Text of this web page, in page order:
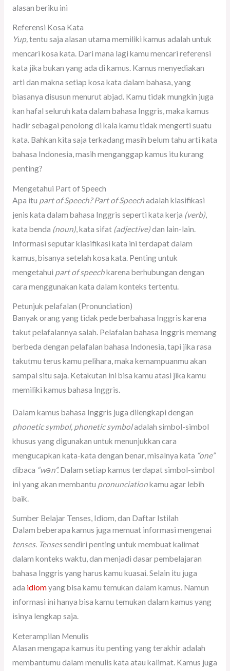
alasan beriku ini
Referensi Kosa Kata
Yup,tentu saja alasan utama memiliki kamus adalah untuk
mencari kosa kata. Dari mana lagi kamu mencari referensi
kata jika bukan yang ada di kamus. Kamus menyediakan
arti dan makna setiap kosa kata dalam bahasa, yang
biasanya disusun menurut abjad. Kamu tidak mungkin juga
kan hafal seluruh kata dalam bahasa Inggris, maka kamus
hadir sebagai penolong di kala kamu tidak mengerti suatu
kata. Bahkan kita saja terkadang masih belum tahu arti kata
bahasa Indonesia, masih menganggap kamus itu kurang
penting?
Mengetahui Part of Speech
Apa itu part of Speech? Part of Speechadalah klasifikasi
jenis kata dalam bahasa Inggris seperti kata kerja (verb),
kata benda (noun), kata sifat (adjective)dan lain-lain.
Informasi seputar klasifikasi kata ini terdapat dalam
kamus, bisanya setelah kosa kata. Penting untuk
mengetahui part of speechkarena berhubungan dengan
cara menggunakan kata dalam konteks tertentu.
Petunjuk pelafalan (Pronunciation)
Banyak orang yang tidak pede berbahasa Inggris karena
takut pelafalannya salah. Pelafalan bahasa Inggris memang
berbeda dengan pelafalan bahasa Indonesia, tapi jika rasa
takutmu terus kamu pelihara, maka kemampuanmu akan
sampai situ saja. Ketakutan ini bisa kamu atasi jika kamu
memiliki kamus bahasa Inggris.
Dalam kamus bahasa Inggris juga dilengkapi dengan
phonetic symbol, phonetic symboladalah simbol-simbol
khusus yang digunakan untuk menunjukkan cara
mengucapkan kata-kata dengan benar, misalnya kata “one”
dibaca “wən”.Dalam setiap kamus terdapat simbol-simbol
ini yang akan membantu pronunciationkamu agar lebih
baik.
Sumber Belajar Tenses, Idiom, dan Daftar Istilah
Dalam beberapa kamus juga memuat informasi mengenai
tenses. Tensessendiri penting untuk membuat kalimat
dalam konteks waktu, dan menjadi dasar pembelajaran
bahasa Inggris yang harus kamu kuasai. Selain itu juga
ada idiomyang bisa kamu temukan dalam kamus. Namun
informasi ini hanya bisa kamu temukan dalam kamus yang
isinya lengkap saja.
Keterampilan Menulis
Alasan mengapa kamus itu penting yang terakhir adalah
membantumu dalam menulis kata atau kalimat. Kamus juga